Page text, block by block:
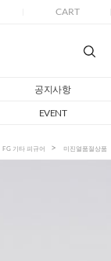
CART
공지사항
EVENT
FG 기타 피규어 미진열품절상품